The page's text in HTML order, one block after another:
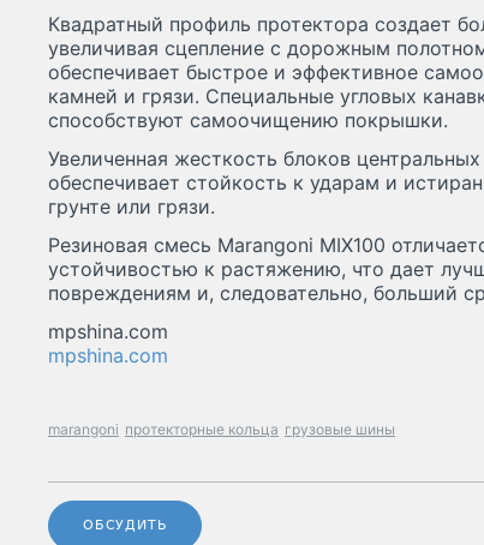
Квадратный профиль протектора создает
увеличивая сцепление с дорожным
обеспечивает быстрое и эффективное
камней и грязи. Специальные угловых
способствуют самоочищению покрышки.
Увеличенная жесткость блоков
обеспечивает стойкость к ударам и
грунте или грязи.
Резиновая смесь Marangoni MIX100
устойчивостью к растяжению, что дает
повреждениям и, следовательно, больший
mpshina.com
mpshina.com
marangoni протекторные кольца грузовые шины
ОБСУДИТЬ